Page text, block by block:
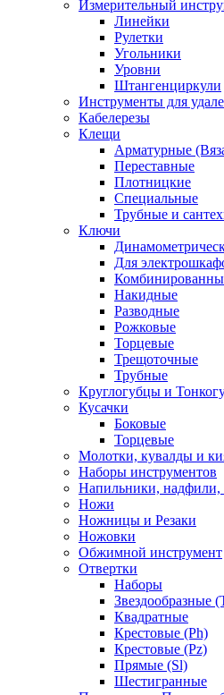
Измерительный
Линейки
Рулетки
Угольники
Уровни
Штангенциркули
Инструменты для
Кабелерезы
Клещи
Арматурные
Переставные
Плотницкие
Специальные
Трубные и
Ключи
Для
Накидные
Разводные
Рожковые
Торцевые
Трещоточные
Трубные
Круглогубцы и
Кусачки
Боковые
Торцевые
Молотки, кувалды и
Наборы инструментов
Напильники,
Ножи
Ножницы и Резаки
Ножовки
Обжимной инструмент
Отвертки
Наборы
Звездообразные
Квадратные
Крестовые (Ph)
Крестовые (Pz)
Прямые (Sl)
Шестигранные